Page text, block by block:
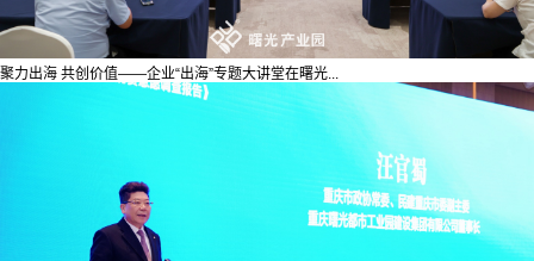
聚力出海 共创价值——企业“出海”专题大讲堂在曙光...